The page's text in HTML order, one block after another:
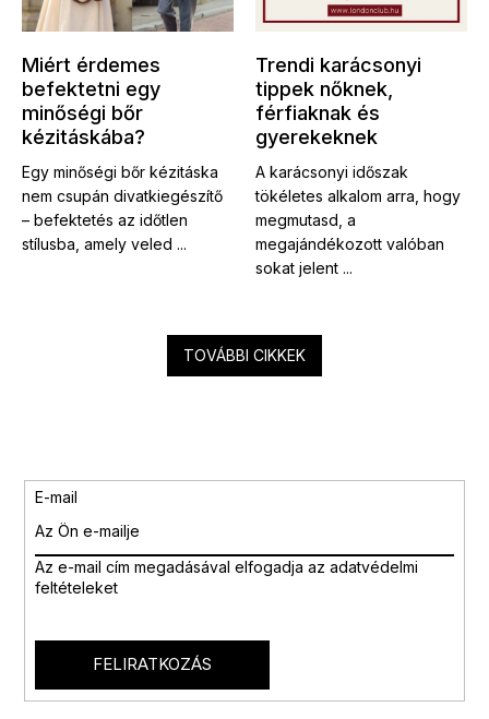
Miért érdemes
befektetni egy
minőségi bőr
kézitáskába?
Egy minőségi bőr kézitáska
nem csupán divatkiegészítő
– befektetés az időtlen
stílusba, amely veled ...
Trendi karácsonyi
tippek nőknek,
férfiaknak és
gyerekeknek
A karácsonyi időszak
tökéletes alkalom arra, hogy
megmutasd, a
megajándékozott valóban
sokat jelent ...
TOVÁBBI CIKKEK
E-mail
Az e-mail cím megadásával elfogadja az adatvédelmi
feltételeket
FELIRATKOZÁS